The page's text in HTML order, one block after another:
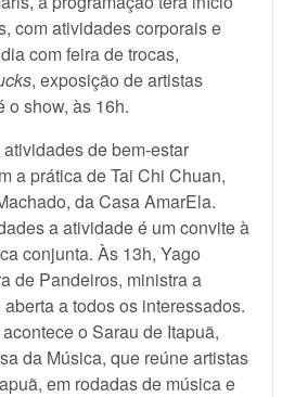
com atividades corporais e
com feira de trocas,
, exposição de artistas
o show, às 16h.
de bem-estar
a prática de Tai Chi Chuan,
da Casa AmarEla.
a atividade é um convite à
conjunta. Às 13h, Yago
de Pandeiros, ministra a
a todos os interessados.
o Sarau de Itapuã,
da Música, que reúne artistas
em rodadas de música e